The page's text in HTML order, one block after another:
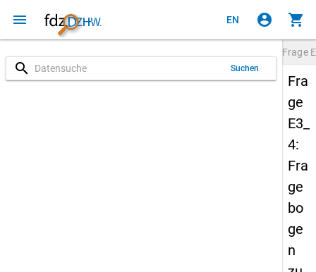
menu EN account_circle shopping_cart
search Suchen
Frage
Fra
ge
E3_
4:
Fra
ge
bo
ge
n